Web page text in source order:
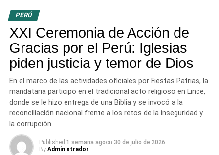
ante Dios, tanto por lo público como por lo privado. «Los
evangélicos creemos que no existe poder humano sin el
control de Dios», sentenció.
2. La justicia como servicio y restauración
Para el
la justicia, diferenciando la justicia de los hombres
(basada en leyes reformulables) de la justicia de Dios
que se expresa a través de la misericordia y la
restauración. Definir «hacer justicia» en el Perú actual
implica, según Bardales, impedir la muerte de inocentes,
proteger a los emprendedores de la extorsión y entregar
PERÚ
XXI Ceremonia de Acción de
Gracias por el Perú: Iglesias
piden justicia y temor de Dios
En el marco de las actividades oficiales por Fiestas Patrias, la
mandataria participó en el tradicional acto religioso en Lince,
donde se le hizo entrega de una Biblia y se invocó a la
reconciliación nacional frente a los retos de la inseguridad y
la corrupción.
Published 1 semana agoon 30 de julio de 2026
By Administrador